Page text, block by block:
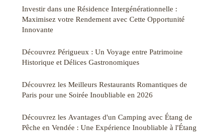
Investir dans une Résidence Intergénérationnelle :
Maximisez votre Rendement avec Cette Opportunité
Innovante
Découvrez Périgueux : Un Voyage entre Patrimoine
Historique et Délices Gastronomiques
Découvrez les Meilleurs Restaurants Romantiques de
Paris pour une Soirée Inoubliable en 2026
Découvrez les Avantages d'un Camping avec Étang de
Pêche en Vendée : Une Expérience Inoubliable à l'Étang